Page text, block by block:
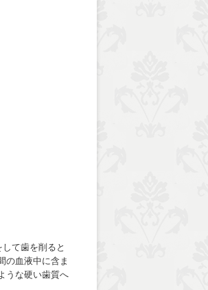
て歯を削ると
の血液中に含ま
うな硬い歯質へ